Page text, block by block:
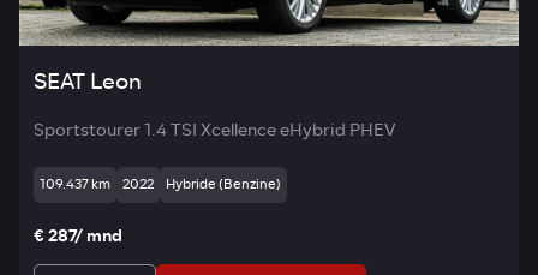
SEAT Leon
Sportstourer 1.4 TSI Xcellence eHybrid PHEV
109.437 km 2022 Hybride (Benzine)
€ 287/ mnd